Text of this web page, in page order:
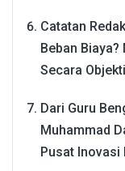
Catatan
Beban
Secara
Dari Guru
Muhammad
Pusat Inovasi